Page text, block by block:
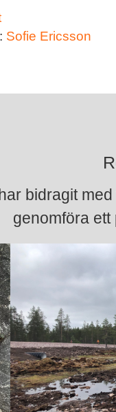
Sofie Ericsson
bidragit
genomföra